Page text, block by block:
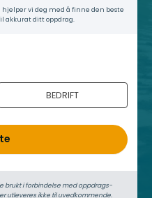
hjelper vi deg med å finne den beste
akkurat ditt oppdrag.
BEDRIFT
brukt i forbindelse med oppdrags­
utleveres ikke til uvedkommende.